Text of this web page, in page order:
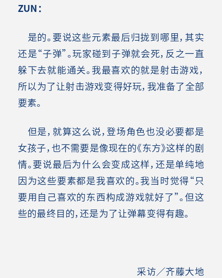
ZUN：
是的。要说这些元素最后归拢到哪里，其实
还是“子弹”。玩家碰到子弹就会死，反之一直
躲下去就能通关。我最喜欢的就是射击游戏，
所以为了让射击游戏变得好玩，我准备了全部
要素。
但是，就算这么说，登场角色也没必要都是
女孩子，也不需要是像现在的《东方》这样的剧
情。要说最后为什么会变成这样，还是单纯地
因为这些要素都是我喜欢的。我当时觉得“只
要用自己喜欢的东西构成游戏就好了”。但这
些的最终目的，还是为了让弹幕变得有趣。
采访／齐藤大地